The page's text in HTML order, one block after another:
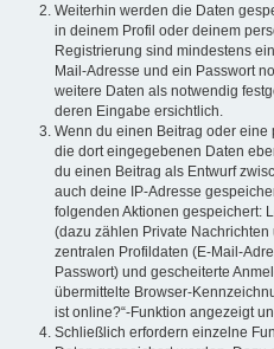
Weiterhin werden die Daten
in deinem Profil oder deinem
Registrierung sind mindestens
Mail-Adresse und ein Passwort
weitere Daten als notwendig
deren Eingabe ersichtlich.
Wenn du einen Beitrag oder eine
die dort eingegebenen Daten
du einen Beitrag als Entwurf
auch deine IP-Adresse
folgenden Aktionen gespeichert:
(dazu zählen Private
zentralen Profildaten (E-Mail-
Passwort) und gescheiterte
übermittelte Browser-
ist online?“-Funktion angezeigt
Schließlich erfordern einzelne